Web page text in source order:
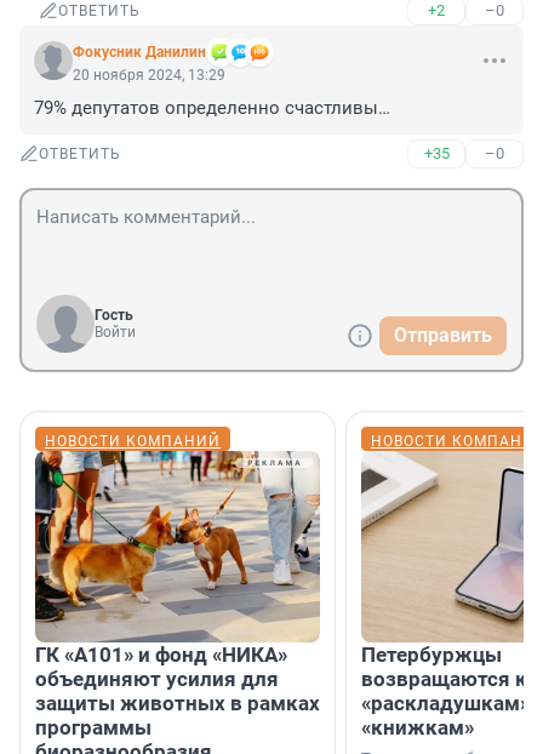
ОТВЕТИТЬ +2 –0
Фокусник Данилин
20 ноября 2024, 13:29
79% депутатов определенно счастливы…
ОТВЕТИТЬ +35 –0
Гость
Войти
Отправить
НОВОСТИ КОМПАНИЙ
ГК «А101» и фонд «НИКА»
объединяют усилия для
защиты животных в рамках
программы
НОВОСТИ
Петербуржцы
возвращаются к
«раскладушкам»
«книжкам»